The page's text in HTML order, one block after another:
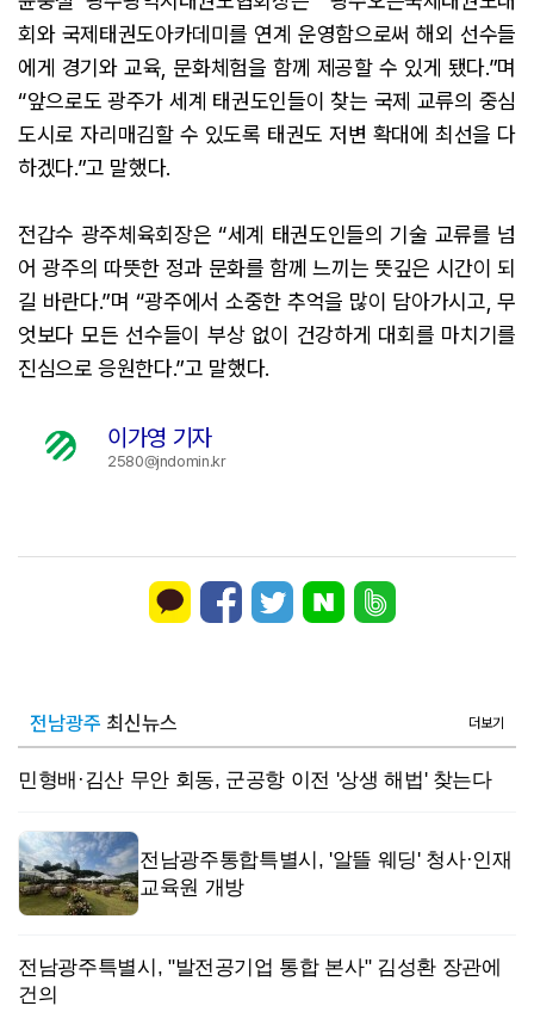
회와 국제태권도아카데미를 연계 운영함으로써 해외 선수들
에게 경기와 교육, 문화체험을 함께 제공할 수 있게 됐다.”며
“앞으로도 광주가 세계 태권도인들이 찾는 국제 교류의 중심
도시로 자리매김할 수 있도록 태권도 저변 확대에 최선을 다
하겠다.”고 말했다.
전갑수 광주체육회장은 “세계 태권도인들의 기술 교류를 넘
어 광주의 따뜻한 정과 문화를 함께 느끼는 뜻깊은 시간이 되
길 바란다.”며 “광주에서 소중한 추억을 많이 담아가시고, 무
엇보다 모든 선수들이 부상 없이 건강하게 대회를 마치기를
진심으로 응원한다.”고 말했다.
이가영 기자
2580@jndomin.kr
전남광주 최신뉴스 더보기
민형배·김산 무안 회동, 군공항 이전 '상생 해법' 찾는다
전남광주통합특별시, '알뜰 웨딩' 청사·인재
교육원 개방
전남광주특별시, "발전공기업 통합 본사" 김성환 장관에
건의